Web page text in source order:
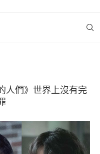
人們》世界上沒有完